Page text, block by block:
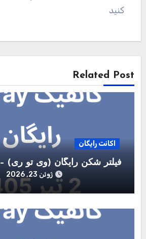
کنید
راهبری
Related Post
اکانت رایگان
فیلتر شکن رایگان (وی تو ری) – 2 تیر 1405
ژوئن 23, 2026